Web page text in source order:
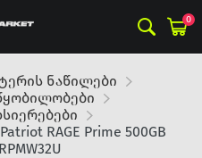
0
ნაწილები
RAGE Prime 500GB